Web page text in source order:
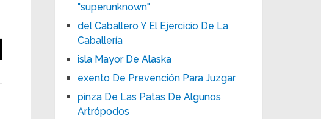
"superunknown"
del Caballero Y El Ejercicio De La
Caballería
isla Mayor De Alaska
exento De Prevención Para Juzgar
pinza De Las Patas De Algunos
Artrópodos